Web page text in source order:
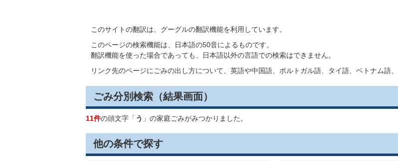
このサイトの翻訳は、グーグルの翻訳機能を利用しています。
このページの検索機能は、日本語の50音によるものです。
翻訳機能を使った場合であっても、日本語以外の言語での検索はできません。
リンク先のページにごみの出し方について、英語や中国語、ポルトガル語、タイ語、ベトナム語
ごみ分別検索 （結果画面）
11件の頭文字「 う 」の家庭ごみがみつかりました。
他の条件で探す